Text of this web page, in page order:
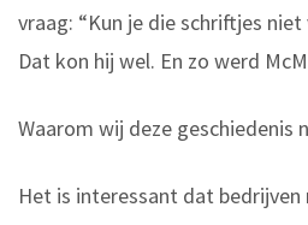
vraag: “Kun je die schriftjes
Dat kon hij wel. En zo werd
Waarom wij deze geschiedenis
Het is interessant dat bedrijven